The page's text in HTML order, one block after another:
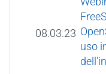
08.03.23
uso